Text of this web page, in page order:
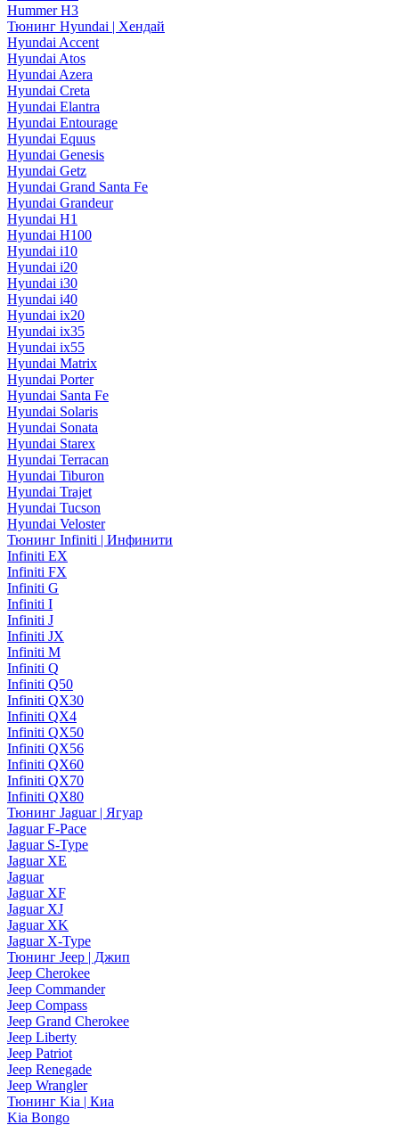
Hummer H3
Тюнинг Hyundai | Хендай
Hyundai Accent
Hyundai Atos
Hyundai Azera
Hyundai Creta
Hyundai Elantra
Hyundai Entourage
Hyundai Equus
Hyundai Genesis
Hyundai Getz
Hyundai Grand Santa Fe
Hyundai Grandeur
Hyundai H1
Hyundai H100
Hyundai i10
Hyundai i20
Hyundai i30
Hyundai i40
Hyundai ix20
Hyundai ix35
Hyundai ix55
Hyundai Matrix
Hyundai Porter
Hyundai Santa Fe
Hyundai Solaris
Hyundai Sonata
Hyundai Starex
Hyundai Terracan
Hyundai Tiburon
Hyundai Trajet
Hyundai Tucson
Hyundai Veloster
Тюнинг Infiniti | Инфинити
Infiniti EX
Infiniti FX
Infiniti G
Infiniti I
Infiniti J
Infiniti JX
Infiniti M
Infiniti Q
Infiniti Q50
Infiniti QX30
Infiniti QX4
Infiniti QX50
Infiniti QX56
Infiniti QX60
Infiniti QX70
Infiniti QX80
Тюнинг Jaguar | Ягуар
Jaguar F-Pace
Jaguar S-Type
Jaguar XE
Jaguar
Jaguar XF
Jaguar XJ
Jaguar XK
Jaguar X-Type
Тюнинг Jeep | Джип
Jeep Cherokee
Jeep Commander
Jeep Compass
Jeep Grand Cherokee
Jeep Liberty
Jeep Patriot
Jeep Renegade
Jeep Wrangler
Тюнинг Kia | Киа
Kia Bongo